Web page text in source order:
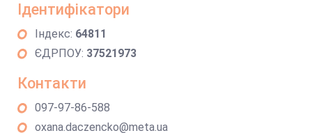
Ідентифікатори
Індекс: 64811
ЄДРПОУ: 37521973
Контакти
097-97-86-588
oxana.daczencko@meta.ua